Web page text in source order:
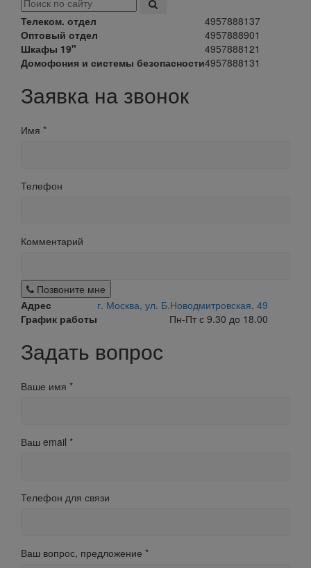
Телеком. отдел
4957888137
Оптовый отдел
4957888901
Шкафы 19"
4957888121
Домофония и системы безопасности4957888131
Заявка на звонок
Имя *
Телефон
Комментарий
Позвоните мне
Адрес
г. Москва, ул. Б.Новодмитровская, 49
График работы
Пн-Пт с 9.30 до 18.00
Задать вопрос
Ваше имя *
Ваш email *
Телефон для связи
Ваш вопрос, предложение *